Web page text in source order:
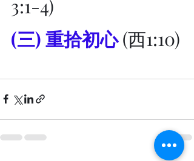
3:1-4)
(三) 重拾初心 (西1:10)